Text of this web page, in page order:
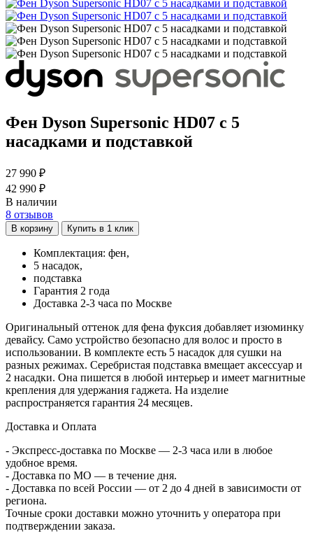
Фен Dyson Supersonic HD07 с 5
насадками и подставкой
27 990 ₽
42 990 ₽
В наличии
8 отзывов
В корзину Купить в 1 клик
Комплектация: фен,
5 насадок,
подставка
Гарантия 2 года
Доставка 2-3 часа по Москве
Оригинальный оттенок для фена фуксия добавляет изюминку
девайсу. Само устройство безопасно для волос и просто в
использовании. В комплекте есть 5 насадок для сушки на
разных режимах. Серебристая подставка вмещает аксессуар и
2 насадки. Она пишется в любой интерьер и имеет магнитные
крепления для удержания гаджета. На изделие
распространяется гарантия 24 месяцев.
Доставка и Оплата
- Экспресс-доставка по Москве — 2-3 часа или в любое
удобное время.
- Доставка по МО — в течение дня.
- Доставка по всей России — от 2 до 4 дней в зависимости от
региона.
Точные сроки доставки можно уточнить у оператора при
подтверждении заказа.